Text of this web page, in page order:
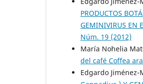
PRODUCTOS
GEMINIVIRUS EN
Núm. 19 (2012)
María Nohelia
del café Coffea
Edgardo